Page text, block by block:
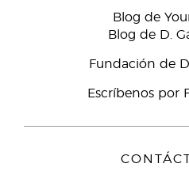
Blog de
Blog de D.
Fundación de
Escríbenos por